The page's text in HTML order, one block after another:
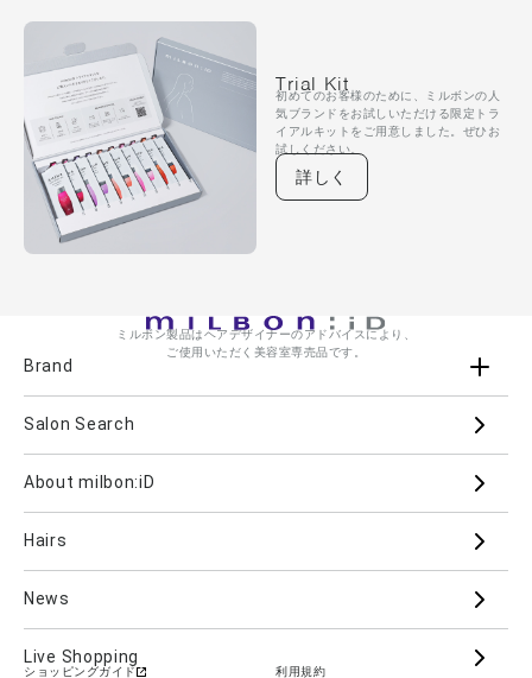
Trial Kit
初めてのお客様のために、ミルボンの人
気ブランドをお試しいただける限定トラ
イアルキットをご用意しました。ぜひお
試しください。
詳しく
ミルボン製品はヘアデザイナーのアドバイスにより、
ご使用いただく美容室専売品です。
Brand
Aujua milbon
PJOLI
Salon Search
About milbon:iD
Hairs
News
Live Shopping
ショッピングガイド 利用規約